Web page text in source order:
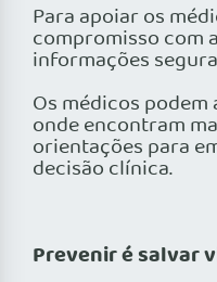
Para apoiar os
compromisso com
informações
Os médicos podem
onde encontram
orientações para
decisão clínica.
Prevenir é salvar